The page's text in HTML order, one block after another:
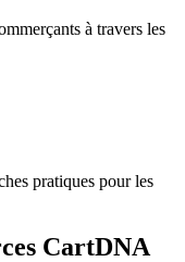
à travers les
pratiques pour les
CartDNA